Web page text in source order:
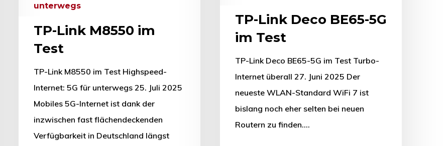
unterwegs
TP-Link M8550 im
Test
TP-Link M8550 im Test Highspeed-
Internet: 5G für unterwegs 25. Juli 2025
Mobiles 5G-Internet ist dank der
inzwischen fast flächendeckenden
Verfügbarkeit in Deutschland längst
TP-Link Deco BE65-5G
im Test
TP-Link Deco BE65-5G im Test Turbo-
Internet überall 27. Juni 2025 Der
neueste WLAN-Standard WiFi 7 ist
bislang noch eher selten bei neuen
Routern zu finden.…